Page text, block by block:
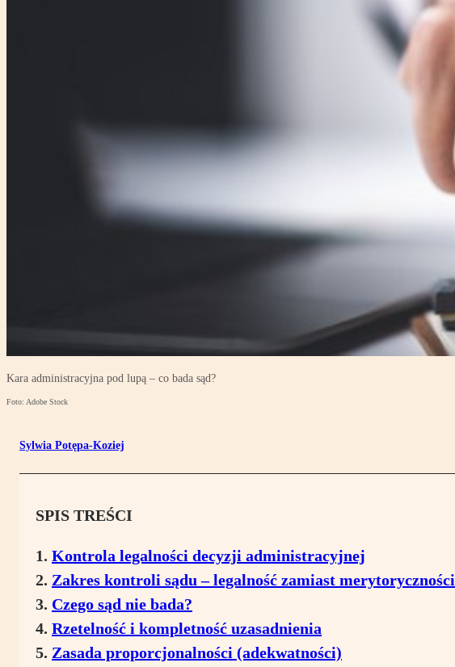
Kara administracyjna pod lupą – co bada sąd?
Foto: Adobe Stock
Sylwia Potępa-Koziej
SPIS TREŚCI
Kontrola legalności decyzji administracyjnej
Zakres kontroli sądu – legalność zamiast merytoryczności
Czego sąd nie bada?
Rzetelność i kompletność uzasadnienia
Zasada proporcjonalności (adekwatności)